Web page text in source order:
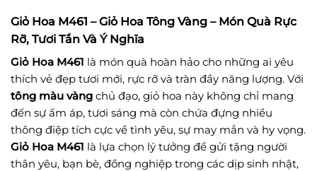
Giỏ Hoa M461 – Giỏ Hoa Tông Vàng – Món Quà Rực
Rỡ, Tươi Tắn Và Ý Nghĩa
Giỏ Hoa M461 là món quà hoàn hảo cho những ai yêu
thích vẻ đẹp tươi mới, rực rỡ và tràn đầy năng lượng. Với
tông màu vàng chủ đạo, giỏ hoa này không chỉ mang
đến sự ấm áp, tươi sáng mà còn chứa đựng nhiều
thông điệp tích cực về tình yêu, sự may mắn và hy vọng.
Giỏ Hoa M461 là lựa chọn lý tưởng để gửi tặng người
thân yêu, bạn bè, đồng nghiệp trong các dịp sinh nhật,